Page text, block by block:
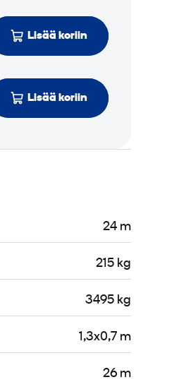
Lisää koriin
Lisää koriin
24 m
215 kg
3495 kg
1,3x0,7 m
26 m